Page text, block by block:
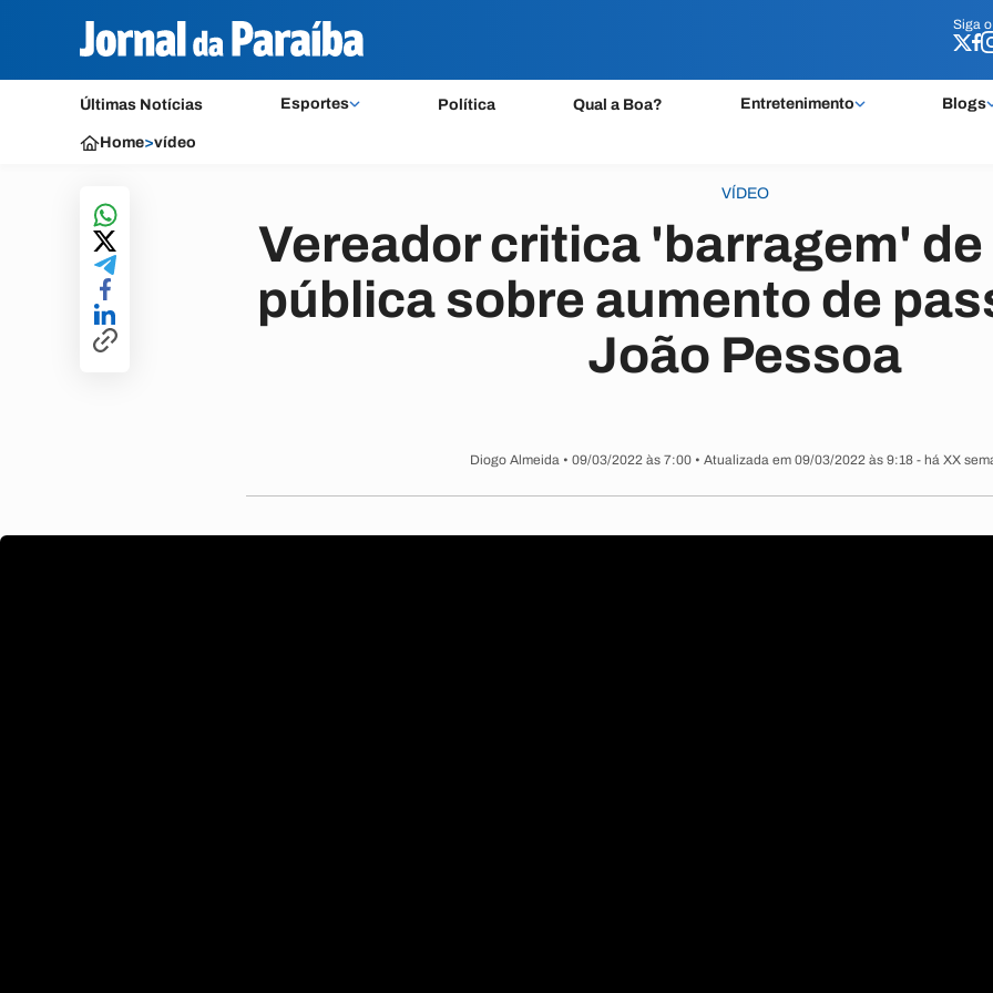
Siga o
Últimas Notícias Esportes Política Qual a Boa? Entretenimento Blogs
Siga o
Home>vídeo
VÍDEO
Vereador critica 'barragem'
pública sobre aumento de
João Pessoa
Diogo Almeida • 09/03/2022 às 7:00 • Atualizada em 09/03/2022 às 9:18 - há XX